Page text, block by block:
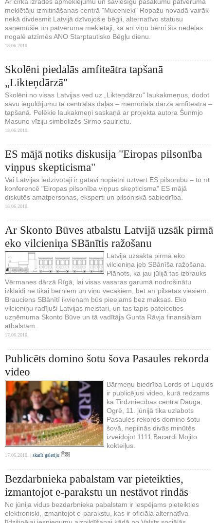
meklētāju izmitināšanas centrā "Mucenieki" Ropažu novadā vairāk
nekā divdesmit Latvijā dzīvojošie bēgļi, alternatīvo statusu
saņēmušie un patvēruma meklētāji, kā arī viņu bērni šīs nedēļas
nogalē atzīmēs ANO Starptautisko Bēgļu dienu.
18.06.2010.
Skolēni piedalās amfiteātra tapšanā
„Likteņdārzā"
Skolēni no visas Latvijas ved uz „Likteņdārzu" laukakmeņus, dodot
savu ieguldījumu tā centrālās daļas – memoriālā dārza amfiteātra –
tapšanā. Pelēkie laukakmeņi saskaņā ar projekta autora Šunmjo
Masuno vīziju simbolizēs Sirmo saulrietu.
18.06.2010.
ES mājā notiks diskusija "Eiropas pilsonība
viņpus skepticisma"
Vai Latvijas iedzīvotāji ir gatavi nopietni uztvert ES pilsonību – to rīt
konferencē "Eiropas pilsonība viņpus skepticisma" ES mājā
diskutēs amatpersonas, eksperti un pilsoniskā sabiedrība.
18.06.2010.
Ar Skonto Būves atbalstu Latvijā uzsāk pirmā
eko vilcieniņa SBānītis ražošanu
Latvijā uzsākta pirmā eko
vilcieniņa jeb SBānīša ražošana.
Plānots, ka jau jūlijā tas izbrauks
Vērmanes dārzā Rīgā, lai visas vasaras garumā nodrošinātu
izklaidi ne tikai bērniem un viņu vecākiem, bet arī pilsētas viesiem.
Brauciens SBānītī ikvienam būs pieejams bez maksas. Eko
vilcieniņu radījuši Latvijas meistari, un tas tapis pateicoties
uzņēmuma Skonto Būve un tā vadītāja Gunta Rāvja finansiālam
atbalstam.
17.06.2010.
Publicēts domino šotu šova Pasaules rekorda
video
Bārmeņu biedrība Lords of Liquids
ir publicējusi video, kurā redzams
kā Tirdzniecības centrā Dauga,
Ogrē, 11. jūnijā tika uzlabots
Pasaules rekords domino šotu
šovā, nepilnās divās minūtēs
izveidojot 1111 Bacardi Mojito
kokteiļus.
17.06.2010. | skatīt galeriju
Bezdarbnieka pabalstam var pieteikties,
izmantojot e-parakstu un nestāvot rindās
No jūnija vidus bezdarbnieka pabalstam ir iespējams pieteikties
elektroniski, izmantojot e-parakstu, kas ir oficiāla alternatīva